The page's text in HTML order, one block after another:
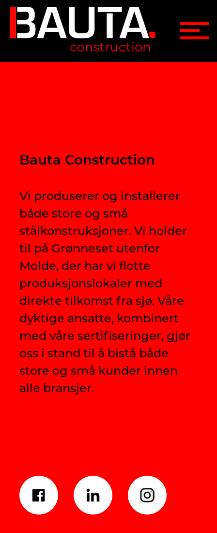
construction
Bauta Construction
Vi produserer og installerer
både store og små
stålkonstruksjoner. Vi holder
til på Grønneset utenfor
Molde, der har vi flotte
produksjonslokaler med
direkte tilkomst fra sjø. Våre
dyktige ansatte, kombinert
med våre sertifiseringer, gjør
oss i stand til å bistå både
store og små kunder innen
alle bransjer.